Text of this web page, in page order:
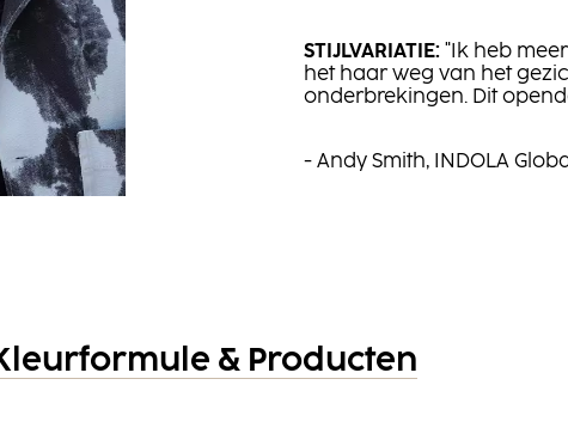
STIJLVARIA​​TIE:"Ik heb
het haar weg van het
onderbrekingen. Dit
- Andy Smith, INDOLA
& Producten